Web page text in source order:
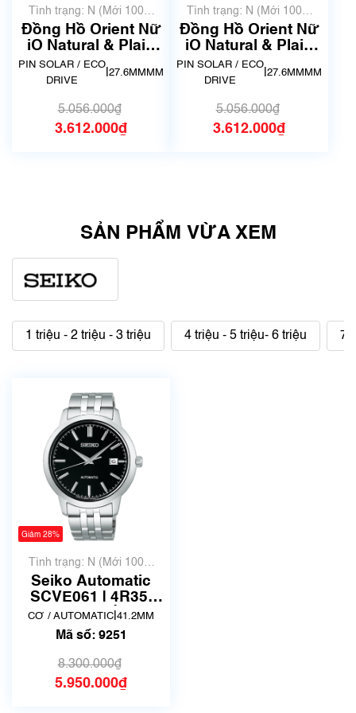
Tình trạng: N (Mới 100%
chưa qua sử dụng)
Đồng Hồ Orient Nữ
iO Natural & Plain
RN-WG0421S
PIN SOLAR / ECO
DRIVE
27.6MMMM
5.056.000₫
3.612.000₫
Tình trạng: N (Mới 100%
chưa qua sử dụng)
Đồng Hồ Orient Nữ
iO Natural & Plain
RN-WG0420S
PIN SOLAR / ECO
DRIVE
27.6MMMM
5.056.000₫
3.612.000₫
SẢN PHẨM VỪA XEM
1 triệu - 2 triệu - 3 triệu 4 triệu - 5 triệu- 6 triệu 7
Giảm 28%
Tình trạng: N (Mới 100%
chưa qua sử dụng)
Seiko Automatic
SCVE061 | 4R35-
05J0 | Mã số 9251
CƠ / AUTOMATIC 41.2MM
Mã số: 9251
8.300.000₫
5.950.000₫